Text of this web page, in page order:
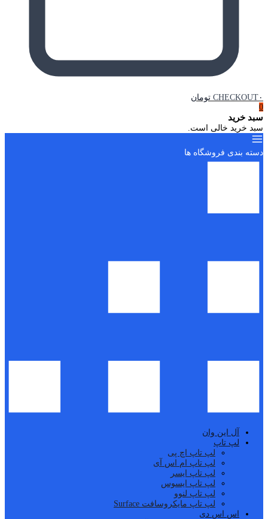
CHECKOUT ۰ تومان
0
سبد خرید
سبد خرید خالی است.
دسته بندی فروشگاه ها
آل این وان
لپ تاپ
لپ تاپ اچ پی
لپ تاپ ام اس آی
لپ تاپ ایسر
لپ تاپ ایسوس
لپ تاپ لنوو
لپ تاپ مایکروسافت Surface
اس اس دی